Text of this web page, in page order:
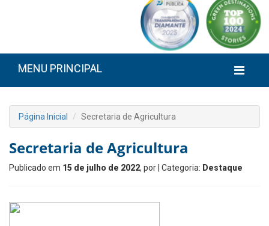
MENU PRINCIPAL
Página Inicial Secretaria de Agricultura
Secretaria de Agricultura
Publicado em 15 de julho de 2022, por | Categoria: Destaque